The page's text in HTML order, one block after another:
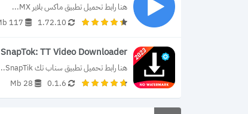
هنا رابط تحميل تطبيق ماكس بلاير MX...
1.72.10
117 Mb
SnapTok: TT Video Downloader
هنا رابط تحميل تطبيق سناب تك SnapTik...
0.1.6
28 Mb